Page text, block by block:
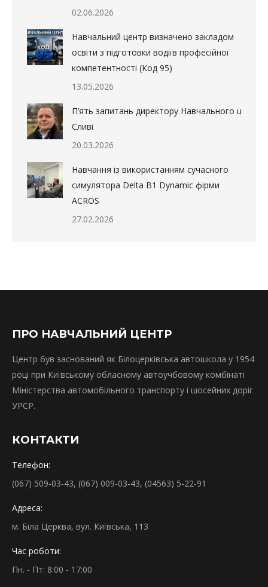
02.06.2026
Навчальний центр визначено закладом
освіти з підготовки водіїв професійної
компетентності (Код 95)
13.05.2026
П’ять запитань директору Навчального центру
Сливі
20.03.2026
Навчання із використанням сучасного
симулятора Delta B1 Dynamic фірми
ACROS
27.02.2026
ПРО НАВЧАЛЬНИЙ ЦЕНТР
Центр був заснований як Білоцерківська автошкола у 1954
році при Київському обласному автоучбовому комбінаті
Міністерства автомобільного транспорту і шосейних доріг
УРСР.
КОНТАКТИ
Телефон:
(067) 509-03-43, (067) 009-03-43, (04563) 5-22-91
Адреса:
м. Біла Церква, вул. Київська, 113
Час роботи:
Пн. - Пт: 8:00 - 17:00